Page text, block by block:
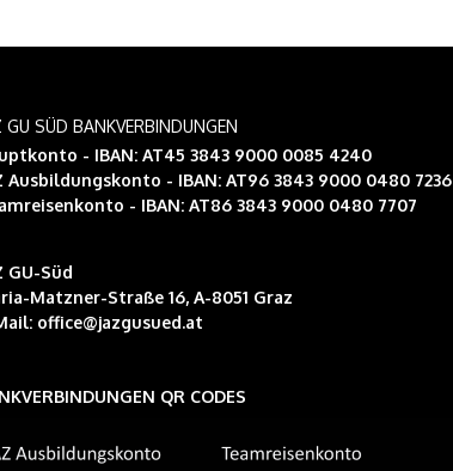
GU SÜD BANKVERBINDUNGEN
- IBAN: AT45 3843 9000 0085 4240
Ausbildungskonto - IBAN: AT96 3843 9000 0480 7236
- IBAN: AT86 3843 9000 0480 7707
GU-Süd
Matzner-Straße 16, A-8051 Graz
office@jazgusued.at
QR CODES